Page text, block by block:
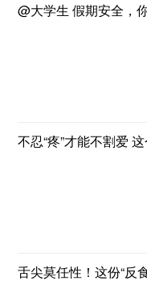
@大学生 假期安全，
不忍“疼”才能不割爱
舌尖莫任性！这份“反